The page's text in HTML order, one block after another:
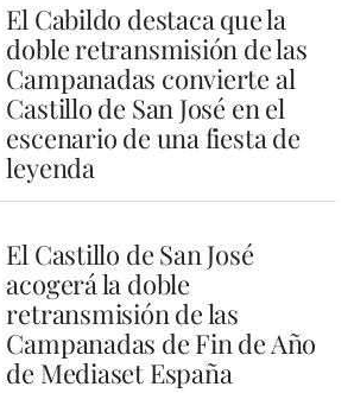
El Cabildo destaca que la
doble retransmisión de las
Campanadas convierte al
Castillo de San José en el
escenario de una fiesta de
leyenda
El Castillo de San José
acogerá la doble
retransmisión de las
Campanadas de Fin de Año
de Mediaset España